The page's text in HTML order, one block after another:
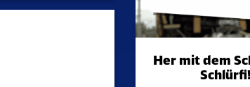
Her mit dem
Schlürfi!